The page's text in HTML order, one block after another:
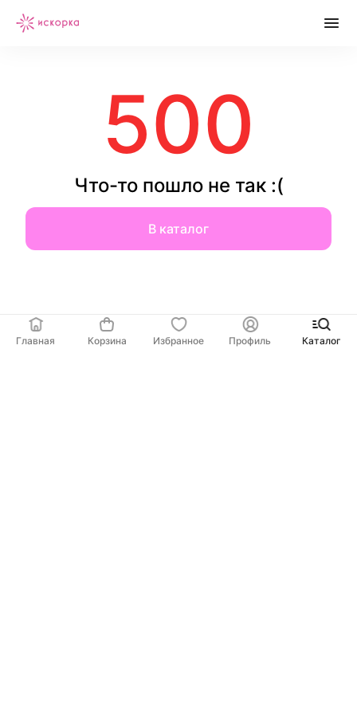
500
Что-то пошло не так :(
В каталог
Главная Корзина Избранное Профиль Каталог